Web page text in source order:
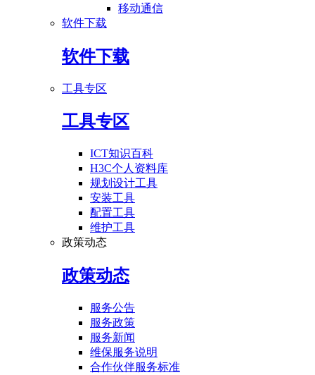
移动通信
软件下载
软件下载
工具专区
工具专区
ICT知识百科
H3C个人资料库
规划设计工具
安装工具
配置工具
维护工具
政策动态
政策动态
服务公告
服务政策
服务新闻
维保服务说明
合作伙伴服务标准